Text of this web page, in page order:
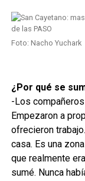
Foto: Nacho Yuchark
¿Por qué se
-Los
Empezaron a
ofrecieron
casa. Es una
que realmente
sumé. Nunca